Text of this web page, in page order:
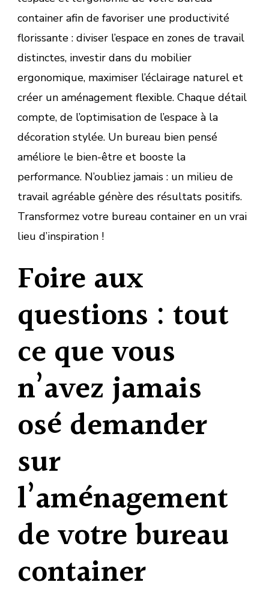
container afin de favoriser une productivité
florissante : diviser l’espace en zones de travail
distinctes, investir dans du mobilier
ergonomique, maximiser l’éclairage naturel et
créer un aménagement flexible. Chaque détail
compte, de l’optimisation de l’espace à la
décoration stylée. Un bureau bien pensé
améliore le bien-être et booste la
performance. N’oubliez jamais : un milieu de
travail agréable génère des résultats positifs.
Transformez votre bureau container en un vrai
lieu d’inspiration !
Foire aux
questions : tout
ce que vous
n’avez jamais
osé demander
sur
l’aménagement
de votre bureau
container